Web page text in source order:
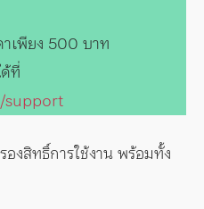
าเพียง 500 บาท
ที่
องสิทธิ์การใช้งาน พร้อมทั้ง